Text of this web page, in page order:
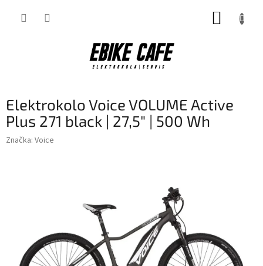
Elektrokolo Voice VOLUME Active
Plus 271 black | 27,5" | 500 Wh
Značka: Voice